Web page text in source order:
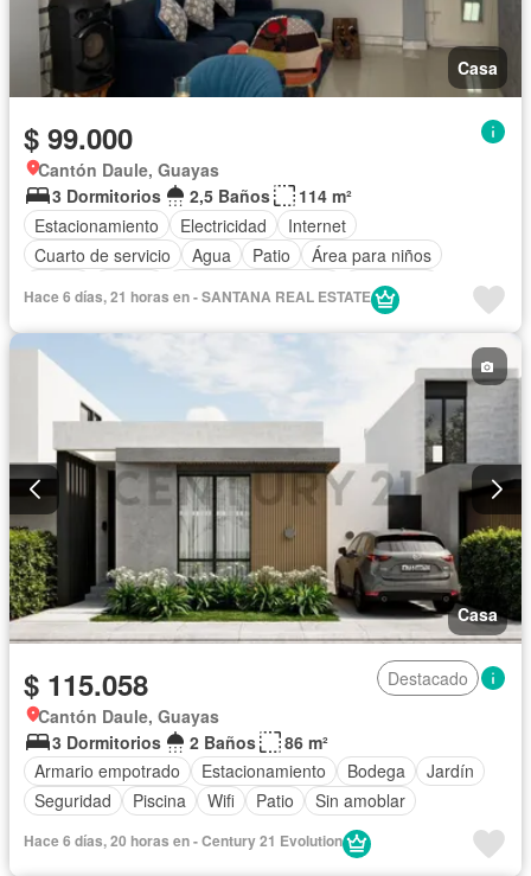
Casa
$ 99.000
Cantón Daule, Guayas
3 Dormitorios
2,5 Baños
114 m²
Estacionamiento
Electricidad
Internet
Cuarto de servicio
Agua Patio
Área para niños
Seguridad
Hace 6 días, 21 horas en - SANTANA REAL ESTATE
Casa
$ 115.058
Destacado
Cantón Daule, Guayas
3 Dormitorios
2 Baños
86 m²
Armario empotrado
Estacionamiento Bodega
Jardín
Seguridad
Piscina Wifi Patio Sin amoblar
Hace 6 días, 20 horas en - Century 21 Evolution